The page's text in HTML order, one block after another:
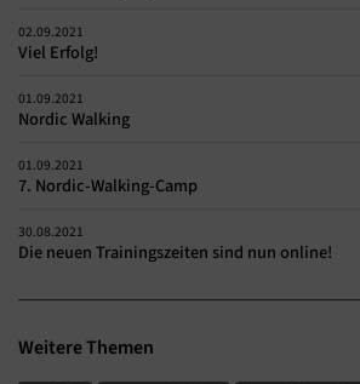
02.09.2021
Viel Erfolg!
01.09.2021
Nordic Walking
01.09.2021
7. Nordic-Walking-Camp
30.08.2021
Die neuen Trainingszeiten sind nun online!
Weitere Themen